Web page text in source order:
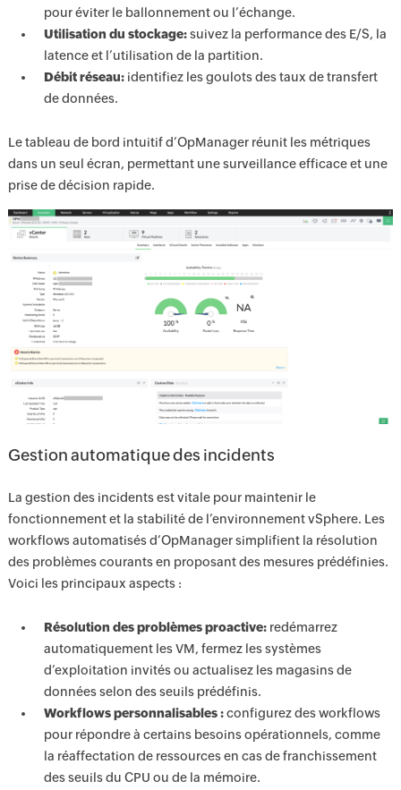
pour éviter le ballonnement ou l’échange.
Utilisation du stockage:suivez la performance des E/S, la
latence et l’utilisation de la partition.
Débit réseau:identifiez les goulots des taux de transfert
de données.
Le tableau de bord intuitif d’OpManager réunit les métriques
dans un seul écran, permettant une surveillance efficace et une
prise de décision rapide.
Gestion automatique des incidents
La gestion des incidents est vitale pour maintenir le
fonctionnement et la stabilité de l’environnement vSphere. Les
workflows automatisés d’OpManager simplifient la résolution
des problèmes courants en proposant des mesures prédéfinies.
Voici les principaux aspects :
Résolution des problèmes proactive:redémarrez
automatiquement les VM, fermez les systèmes
d’exploitation invités ou actualisez les magasins de
données selon des seuils prédéfinis.
Workflows personnalisables :configurez des workflows
pour répondre à certains besoins opérationnels, comme
la réaffectation de ressources en cas de franchissement
des seuils du CPU ou de la mémoire.